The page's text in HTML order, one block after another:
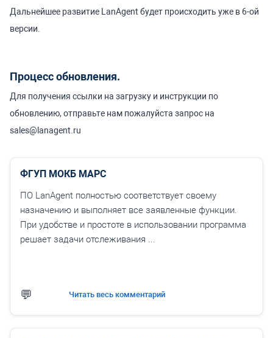
Дальнейшее развитие LanAgent будет происходить уже в 6-ой
версии.
Процесс обновления.
Для получения ссылки на загрузку и инструкции по
обновлению, отправьте нам пожалуйста запрос на
sales@lanagent.ru
ФГУП МОКБ МАРС
ПО LanAgent полностью соответствует своему
назначению и выполняет все заявленные функции.
При удобстве и простоте в использовании программа
решает задачи отслеживания ...
Читать весь комментарий